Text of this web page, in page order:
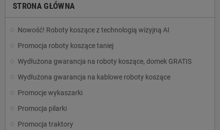
STRONA GŁÓWNA
Nowość! Roboty koszące z technologią wizyjną AI
Promocja roboty koszące taniej
Wydłużona gwarancja na roboty koszące, domek GRATIS
Wydłużona gwarancja na kablowe roboty koszące
Promocje wykaszarki
Promocja pilarki
Promocja traktory